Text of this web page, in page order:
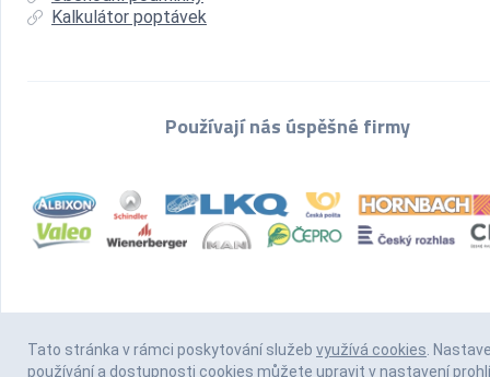
Kalkulátor poptávek
Používají nás úspěšné firmy
Tato stránka v rámci poskytování služeb využívá cookies.
používání a dostupnosti cookies můžete upravit v nastavení